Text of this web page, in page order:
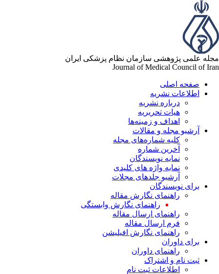
علمی پژوهشی سازمان نظام پزشکی ایران
Journal of Medical Council of
صفحه اصلی
اطلاعات نشریه
درباره نشریه
هیات تحریریه
اهداف و زمینه‌ها
آرشیو مجله و مقالات
کلیه شماره‌های مجله
آخرین شماره
نمایه نویسندگان
نمایه واژه های کلیدی
آرشیو جلدهای مجلات
برای نویسندگان
راهنمای نگارش مقاله
راهنمای نگارش وابستگی
راهنمای ارسال مقاله
فرم ارسال مقاله
راهنمای نگارش افیلیشن
برای داوران
راهنمای داوران
ثبت نام و اشتراک
اطلاعات ثبت نام